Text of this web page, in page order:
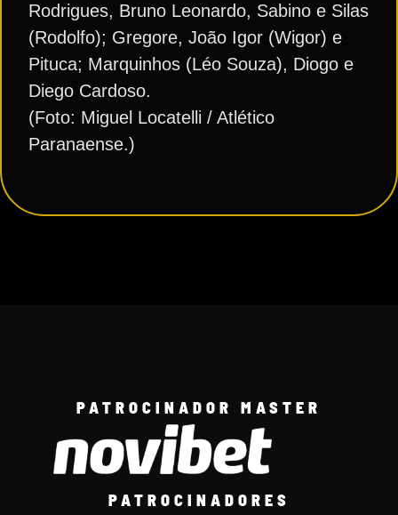
Rodrigues, Bruno Leonardo, Sabino e Silas
(Rodolfo); Gregore, João Igor (Wigor) e
Pituca; Marquinhos (Léo Souza), Diogo e
Diego Cardoso.
(Foto: Miguel Locatelli / Atlético
Paranaense.)
PATROCINADOR MASTER
PATROCINADORES